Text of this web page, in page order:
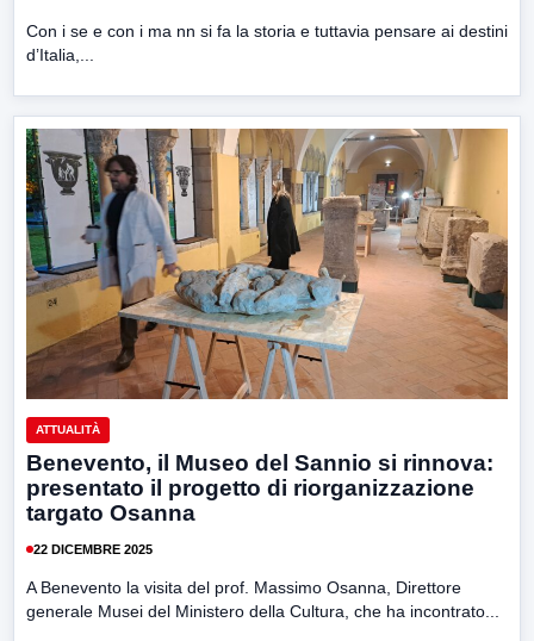
Con i se e con i ma nn si fa la storia e tuttavia pensare ai destini
d’Italia,...
ATTUALITÀ
Benevento, il Museo del Sannio si rinnova:
presentato il progetto di riorganizzazione
targato Osanna
22 DICEMBRE 2025
A Benevento la visita del prof. Massimo Osanna, Direttore
generale Musei del Ministero della Cultura, che ha incontrato...